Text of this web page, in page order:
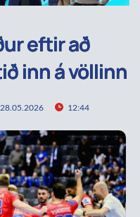
eftir að
inn á völlinn
28.05.2026 12:44